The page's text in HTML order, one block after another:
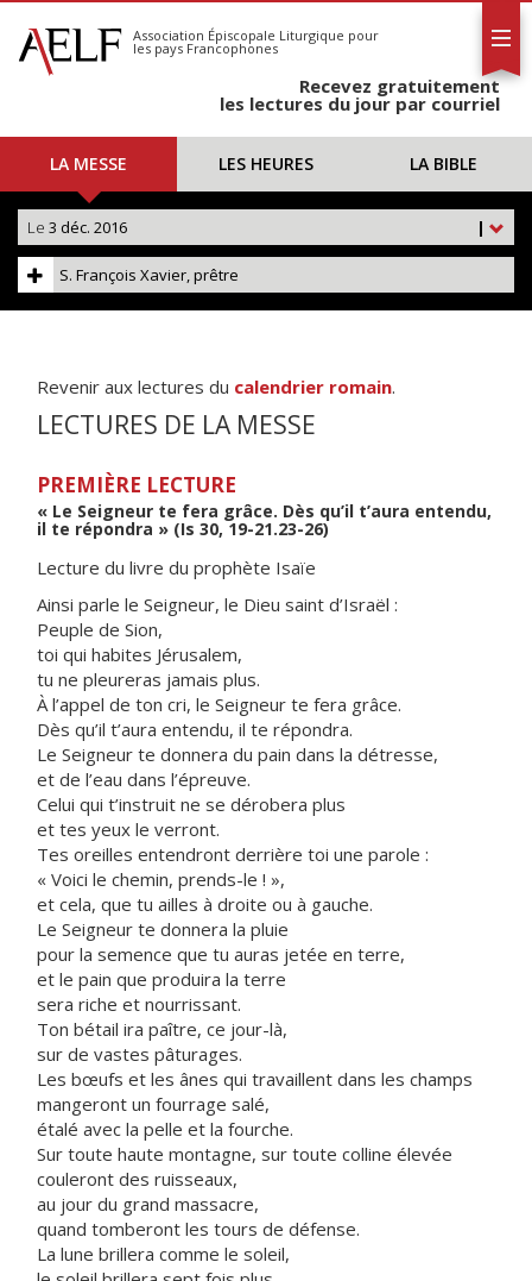
S'abonner
Calendrier
Association Épiscopale Liturgique pour
les pays Francophones
Recevez gratuitement
les lectures du jour par courriel
LA MESSE LES HEURES LA BIBLE
|
Le 3 déc. 2016
S. François Xavier, prêtre
Revenir aux lectures du calendrier romain.
LECTURES DE LA MESSE
PREMIÈRE LECTURE
« Le Seigneur te fera grâce. Dès qu’il t’aura entendu,
il te répondra » (Is 30, 19-21.23-26)
Lecture du livre du prophète Isaïe
Ainsi parle le Seigneur, le Dieu saint d’Israël :
Peuple de Sion,
toi qui habites Jérusalem,
tu ne pleureras jamais plus.
À l’appel de ton cri, le Seigneur te fera grâce.
Dès qu’il t’aura entendu, il te répondra.
Le Seigneur te donnera du pain dans la détresse,
et de l’eau dans l’épreuve.
Celui qui t’instruit ne se dérobera plus
et tes yeux le verront.
Tes oreilles entendront derrière toi une parole :
« Voici le chemin, prends-le ! »,
et cela, que tu ailles à droite ou à gauche.
Le Seigneur te donnera la pluie
pour la semence que tu auras jetée en terre,
et le pain que produira la terre
sera riche et nourrissant.
Ton bétail ira paître, ce jour-là,
sur de vastes pâturages.
Les bœufs et les ânes qui travaillent dans les champs
mangeront un fourrage salé,
étalé avec la pelle et la fourche.
Sur toute haute montagne, sur toute colline élevée
couleront des ruisseaux,
au jour du grand massacre,
quand tomberont les tours de défense.
La lune brillera comme le soleil,